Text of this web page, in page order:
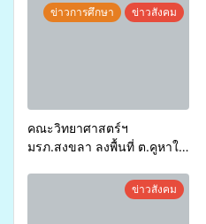
ข่าวการศึกษา ข่าวสังคม
คณะวิทยาศาสตร์ฯ
มรภ.สงขลา ลงพื้นที่ ต.คูหาใต้
ผลิตภัณฑ์จากการแปรรูป
หม่อนไหม ภายใต้กิจกรรม
ข่าวสังคม